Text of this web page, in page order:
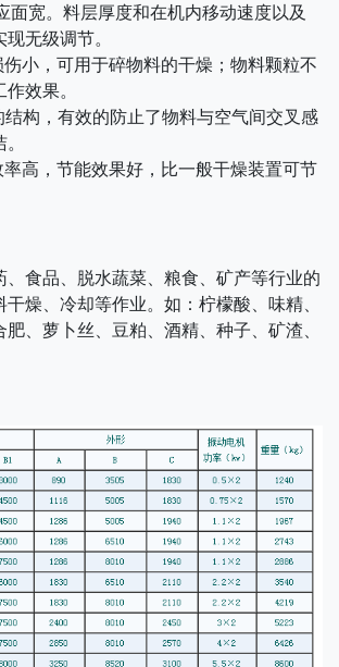
面宽。料层厚度和在机内移动速度以及
无级调节。
小，可用于碎物料的干燥；物料颗粒不
效果。
构，有效的防止了物料与空气间交叉感
高，节能效果好，比一般干燥装置可节
、食品、脱水蔬菜、粮食、矿产等行业的
燥、冷却等作业。如：柠檬酸、味精、
、萝卜丝、豆粕、酒精、种子、矿渣、